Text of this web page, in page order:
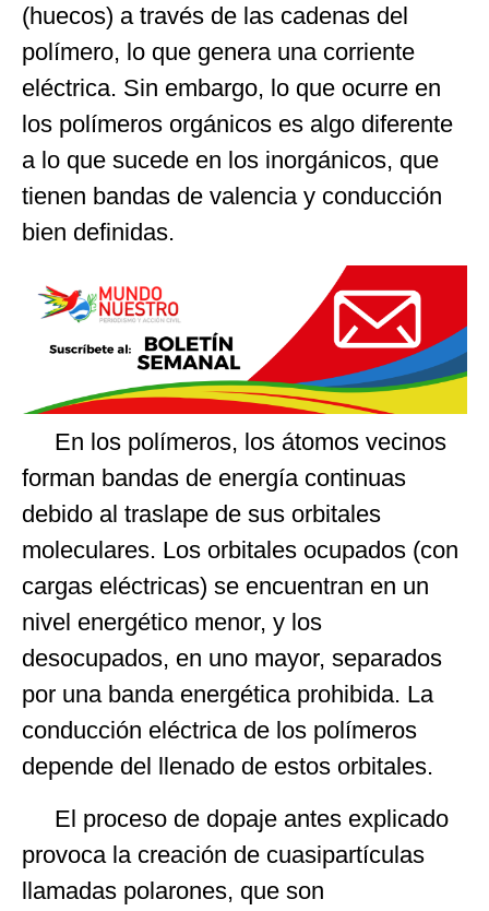
(huecos) a través de las cadenas del
polímero, lo que genera una corriente
eléctrica. Sin embargo, lo que ocurre en
los polímeros orgánicos es algo diferente
a lo que sucede en los inorgánicos, que
tienen bandas de valencia y conducción
bien definidas.
En los polímeros, los átomos vecinos
forman bandas de energía continuas
debido al traslape de sus orbitales
moleculares. Los orbitales ocupados (con
cargas eléctricas) se encuentran en un
nivel energético menor, y los
desocupados, en uno mayor, separados
por una banda energética prohibida. La
conducción eléctrica de los polímeros
depende del llenado de estos orbitales.
El proceso de dopaje antes explicado
provoca la creación de cuasipartículas
llamadas polarones, que son